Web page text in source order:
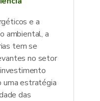
e a
ambiental, a
tem se
no setor
uma estratégia
das